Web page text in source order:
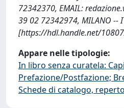
72342370, EMAIL:
39 02 72342974, MILANO --
[https://hdl.handle.net/
Appare nelle tipologie:
In libro senza curatela:
Prefazione/Postfazione;
Schede di catalogo,